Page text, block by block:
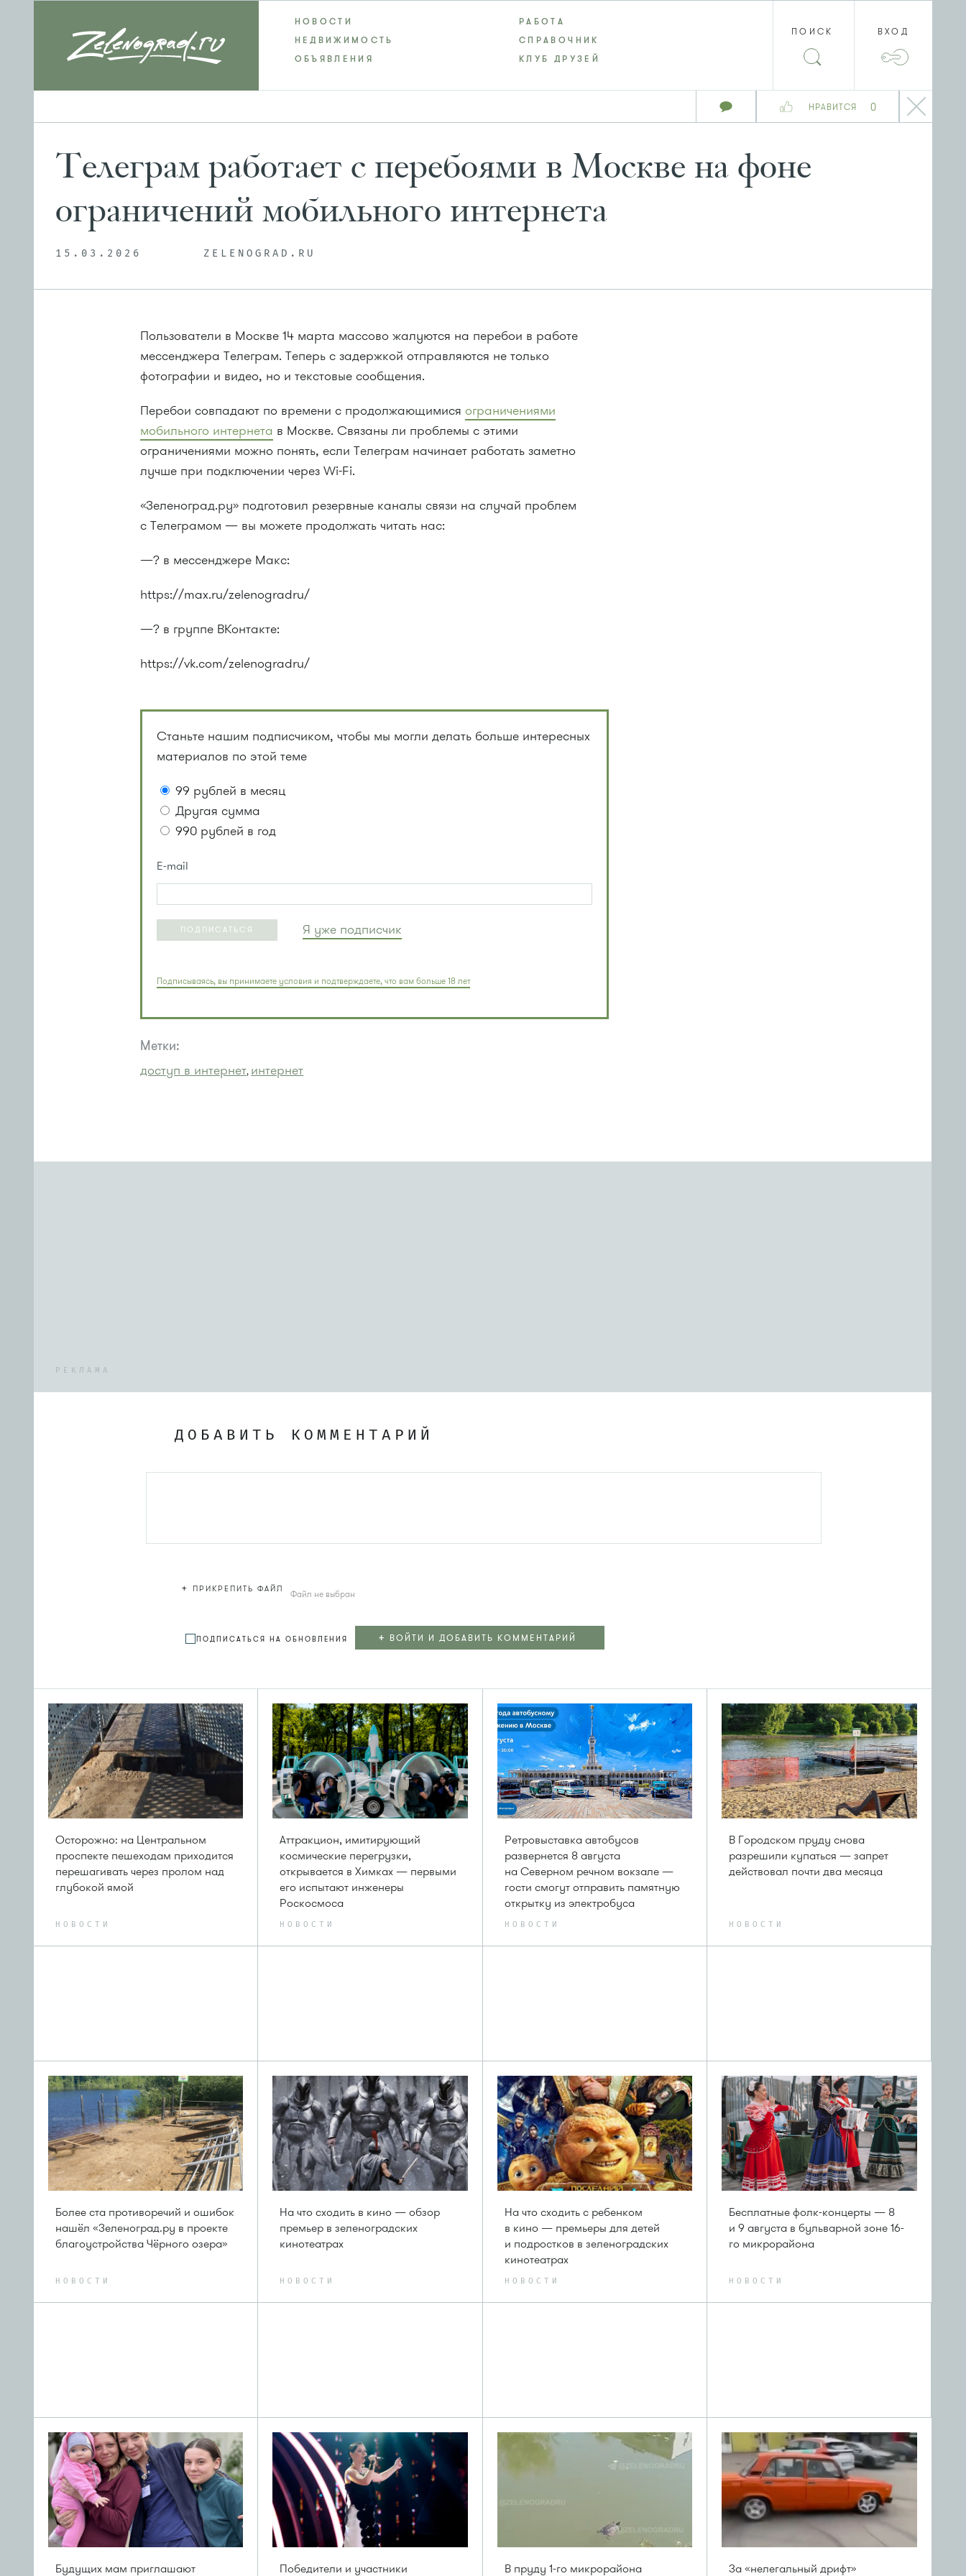
НРАВИТСЯ 0
НОВОСТИ
РАБОТА
НЕДВИЖИМОСТЬ
СПРАВОЧНИК
ОБЪЯВЛЕНИЯ
КЛУБ ДРУЗЕЙ
ПОИСК ВХОД
Телеграм работает с перебоями в Москве на фоне
ограничений мобильного интернета
15.03.2026 ZELENOGRAD.RU
Пользователи в Москве 14 марта массово жалуются на перебои в работе
мессенджера Телеграм. Теперь с задержкой отправляются не только
фотографии и видео, но и текстовые сообщения.
Перебои совпадают по времени с продолжающимисяограничениями
мобильного интернета в Москве. Связаны ли проблемы с этими
ограничениями можно понять, если Телеграм начинает работать заметно
лучше при подключении через Wi-Fi.
«Зеленоград.ру» подготовил резервные каналы связи на случай проблем
с Телеграмом — вы можете продолжать читать нас:
—? в мессенджере Макс:
https://max.ru/zelenogradru/
—? в группе ВКонтакте:
https://vk.com/zelenogradru/
Станьте нашим подписчиком, чтобы мы могли делать больше интересных
материалов по этой теме
99 рублей в месяц
Другая сумма
990 рублей в год
E-mail
ПОДПИСАТЬСЯ Я уже подписчик
Подписываясь, вы принимаете условия и подтверждаете, что вам больше 18 лет
Метки:
доступ в интернет, интернет
РЕКЛАМА
ДОБАВИТЬ КОММЕНТАРИЙ
+ ПРИКРЕПИТЬ ФАЙЛ Файл не выбран
ПОДПИСАТЬСЯ НА ОБНОВЛЕНИЯ + ВОЙТИ И ДОБАВИТЬ КОММЕНТАРИЙ
Осторожно: на Центральном
проспекте пешеходам приходится
перешагивать через пролом над
глубокой ямой
НОВОСТИ
Аттракцион, имитирующий
космические перегрузки,
открывается в Химках — первыми
его испытают инженеры
Роскосмоса
НОВОСТИ
Ретровыставка автобусов
развернется 8 августа
на Северном речном вокзале —
гости смогут отправить памятную
открытку из электробуса
НОВОСТИ
В Городском пруду снова
разрешили купаться — запрет
действовал почти два месяца
НОВОСТИ
Более ста противоречий и ошибок
нашёл «Зеленоград.ру в проекте
благоустройства Чёрного озера»
НОВОСТИ
На что сходить в кино — обзор
премьер в зеленоградских
кинотеатрах
НОВОСТИ
На что сходить с ребенком
в кино — премьеры для детей
и подростков в зеленоградских
кинотеатрах
НОВОСТИ
Бесплатные фолк-концерты — 8
и 9 августа в бульварной зоне 16-
го микрорайона
НОВОСТИ
Будущих мам приглашают Победители и участники В пруду 1-го микрорайона За «нелегальный дрифт»